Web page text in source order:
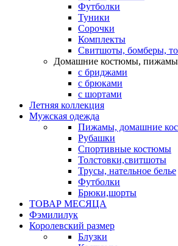
Футболки
Туники
Сорочки
Комплекты
Свитшоты, бомберы,
Домашние костюмы, пижамы
с бриджами
с брюками
с шортами
Летняя коллекция
Мужская одежда
Пижамы, домашние
Рубашки
Спортивные костюмы
Толстовки,свитшоты
Трусы, нательное белье
Футболки
Брюки,шорты
ТОВАР МЕСЯЦА
Фэмилилук
Королевский размер
Блузки